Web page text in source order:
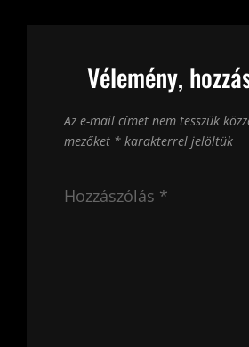
Vélemény,
Az e-mail címet nem tesszük
mezőket * karakterrel jelöltük
Hozzászólás *